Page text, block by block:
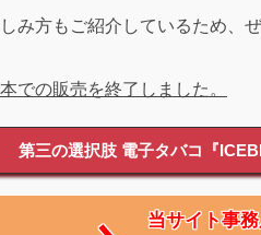
み方もご紹介しているため、
での販売を終了しました。
第三の選択肢 電子タバコ『
当サイト事